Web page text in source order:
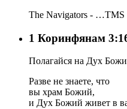
The Navigators - …TMS
1 Коринфянам
Полагайся на Дух
Разве не знаете, что
вы храм Божий,
и Дух Божий живет в